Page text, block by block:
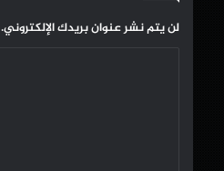
لن يتم نشر عنوان بريدك الإلكتروني.